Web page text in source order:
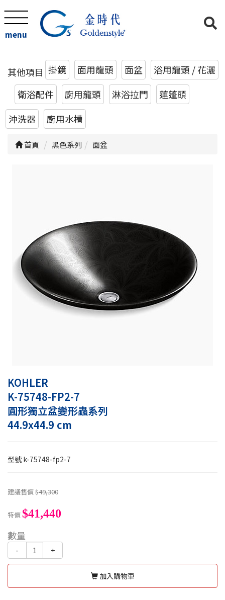
menu
其他項目 掛鏡 面用龍頭 面盆
浴用龍頭 / 花灑
衛浴配件
廚用龍頭 淋浴拉門
蓮蓬頭
沖洗器
廚用水槽
首頁 黑色系列 面盆
KOHLER
K-75748-FP2-7
圓形獨立盆變形蟲系列
44.9x44.9 cm
型號k-75748-fp2-7
建議售價$49,300
特價$41,440
數量
- +
加入購物車